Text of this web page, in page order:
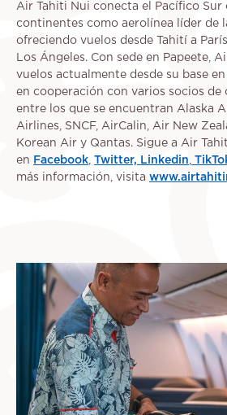
Air Tahiti Nui conecta el Pacífico Sur
continentes como aerolínea líder de
ofreciendo vuelos desde Tahití a
Los Ángeles. Con sede en Papeete,
vuelos actualmente desde su base
en cooperación con varios socios de
entre los que se encuentran Alaska
Airlines, SNCF, AirCalin, Air New
Korean Air y Qantas. Sigue a Air
en
Facebook Twitter, Linkedin
más información, visita